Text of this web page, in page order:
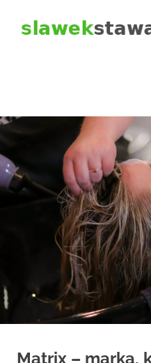
Matrix – marka,